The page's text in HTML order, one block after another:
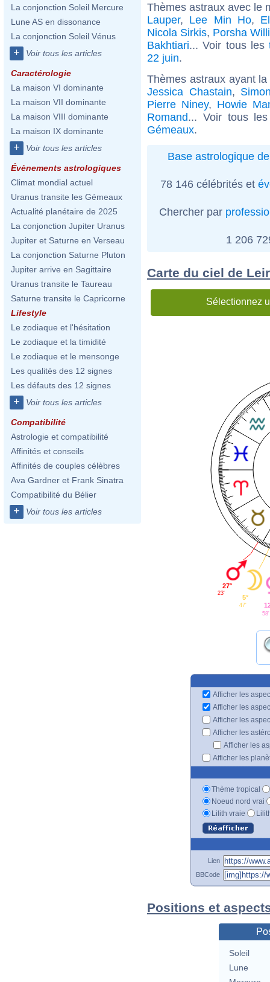
La conjonction Soleil Mercure
Lune AS en dissonance
La conjonction Soleil Vénus
+ Voir tous les articles
Caractérologie
La maison VI dominante
La maison VII dominante
La maison VIII dominante
La maison IX dominante
+ Voir tous les articles
Évènements astrologiques
Climat mondial actuel
Uranus transite les Gémeaux
Actualité planétaire de 2025
La conjonction Jupiter Uranus
Jupiter et Saturne en Verseau
La conjonction Saturne Pluton
Jupiter arrive en Sagittaire
Uranus transite le Taureau
Saturne transite le Capricorne
Lifestyle
Le zodiaque et l'hésitation
Le zodiaque et la timidité
Le zodiaque et le mensonge
Les qualités des 12 signes
Les défauts des 12 signes
+ Voir tous les articles
Compatibilité
Astrologie et compatibilité
Affinités et conseils
Affinités de couples célèbres
Ava Gardner et Frank Sinatra
Compatibilité du Bélier
+ Voir tous les articles
Thèmes astraux avec le
Lauper, Lee Min Ho,
Nicola Sirkis, Porsha
Bakhtiari... Voir tous les
22 juin.
Thèmes astraux ayant
Jessica Chastain,
Pierre Niney, Howie
Romand... Voir tous
Gémeaux.
Base astrologique
78 146 célébrités et
Chercher par
1 206
Carte du ciel de
Sélectionnez
27°
23'
5°
47'
58'
Afficher les
Afficher les
Afficher les
Afficher les
Afficher les
Afficher les
Thème tropical
Noeud nord vrai
Lilith vraie
Lien
BBCode
Positions et
Soleil
Lune